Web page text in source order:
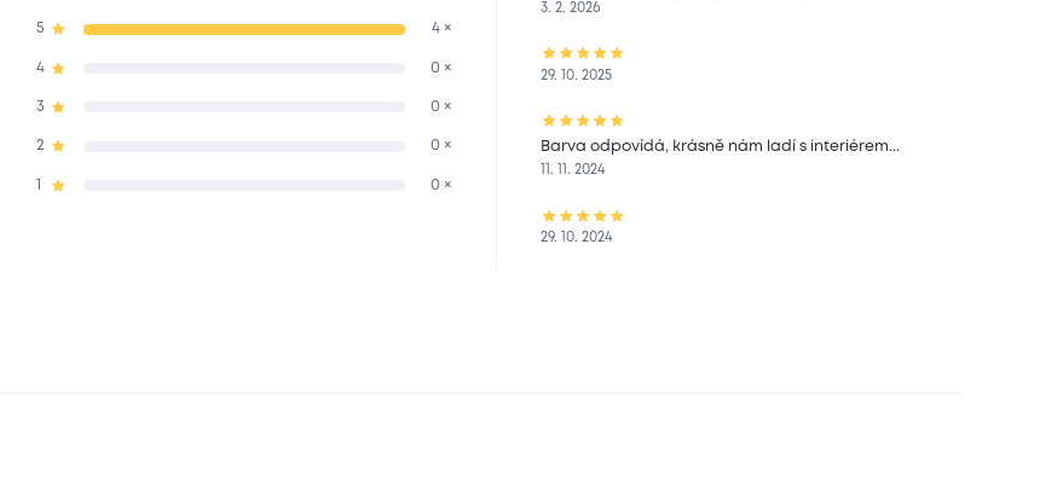
5 4 ×
4 0 ×
3 0 ×
2 0 ×
0 ×
3. 2. 2026
29. 10. 2025
Barva odpovídá, krásně nám ladí s interiérem...
11. 11. 2024
29. 10. 2024